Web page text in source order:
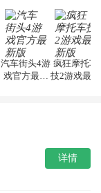
汽车街头4游
戏官方最新
疯狂摩托车
技2游戏最新
详情